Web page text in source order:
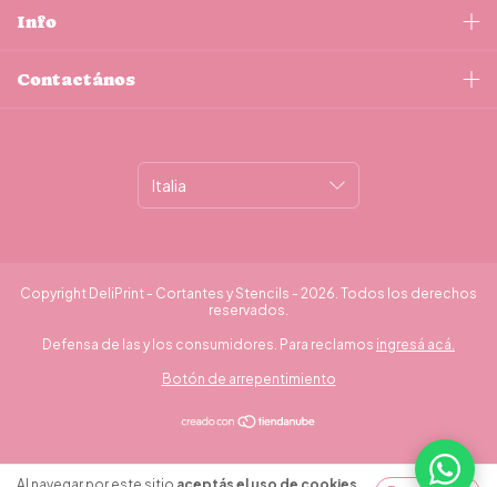
Info
Contactános
Copyright DeliPrint - Cortantes y Stencils - 2026. Todos los derechos
reservados.
Defensa de las y los consumidores. Para reclamos ingresá acá.
Botón de arrepentimiento